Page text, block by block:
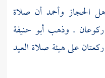
الحجاز وأحمد أن صلاة
ركوعان . وذهبأبو حنيفة
على هيئة صلاة العيد